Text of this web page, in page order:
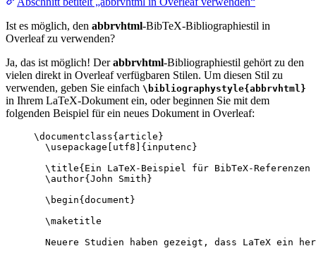
Ist es möglich, den abbrvhtml-BibTeX-Bibliographiestil in
Overleaf zu verwenden?
Ja, das ist möglich! Derabbrvhtml-Bibliographiestil gehört zu den
vielen direkt in Overleaf verfügbaren Stilen. Um diesen Stil zu
verwenden, geben Sie einfach \bibliographystyle{abbrvhtml}
in Ihrem LaTeX-Dokument ein, oder beginnen Sie mit dem
folgenden Beispiel für ein neues Dokument in Overleaf:
\documentclass{ article }
\usepackage
utf8 ]{ inputenc }
\title{Ein LaTeX-Beispiel für BibTeX-
\author{John Smith}
\begin{ document }
\maketitle
Neuere Studien haben gezeigt, dass LaTeX ein